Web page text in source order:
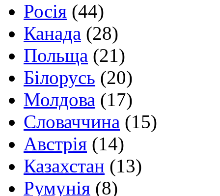
Росія (44)
Канада (28)
Польща (21)
Білорусь (20)
Молдова (17)
Словаччина (15)
Австрія (14)
Казахстан (13)
Румунія (8)